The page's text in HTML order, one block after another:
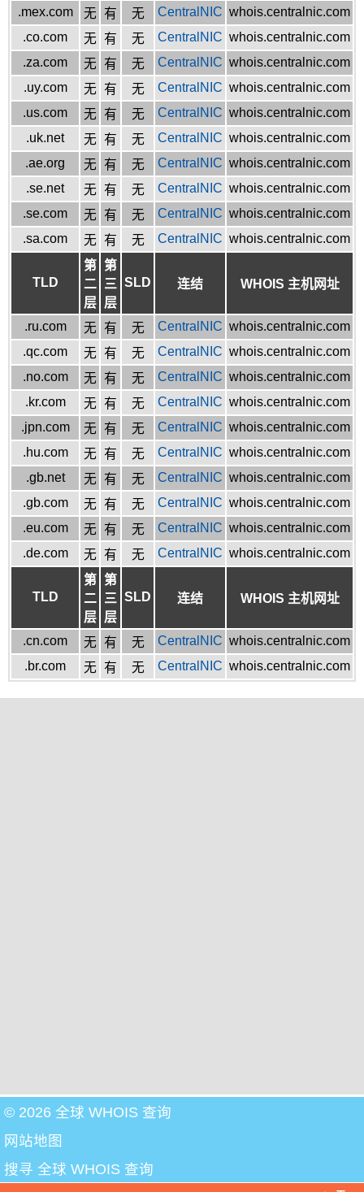
.mex.com 无 有 无 CentralNIC whois.centralnic.com
.co.com
无 有 无 CentralNIC whois.centralnic.com
.za.com
无 有 无 CentralNIC whois.centralnic.com
.uy.com
无 有 无 CentralNIC whois.centralnic.com
.us.com
无 有 无 CentralNIC whois.centralnic.com
.uk.net
无 有 无 CentralNIC whois.centralnic.com
.ae.org
无 有 无 CentralNIC whois.centralnic.com
.se.net
无 有 无 CentralNIC whois.centralnic.com
.se.com
无 有 无 CentralNIC whois.centralnic.com
.sa.com
无 有 无 CentralNIC whois.centralnic.com
TLD
第
二
层
第
三
层
SLD 连结 WHOIS 主机网址
.ru.com 无 有 无 CentralNIC whois.centralnic.com
.qc.com
无 有 无 CentralNIC whois.centralnic.com
.no.com
无 有 无 CentralNIC whois.centralnic.com
.kr.com
无 有 无 CentralNIC whois.centralnic.com
.jpn.com
无 有 无 CentralNIC whois.centralnic.com
.hu.com
无 有 无 CentralNIC whois.centralnic.com
.gb.net
无 有 无 CentralNIC whois.centralnic.com
.gb.com
无 有 无 CentralNIC whois.centralnic.com
.eu.com
无 有 无 CentralNIC whois.centralnic.com
.de.com
无 有 无 CentralNIC whois.centralnic.com
TLD
第
二
层
第
三
层
SLD 连结 WHOIS 主机网址
.cn.com 无 有 无 CentralNIC whois.centralnic.com
.br.com
无 有 无 CentralNIC whois.centralnic.com
© 2026 全球 WHOIS 查询
网站地图
搜寻 全球 WHOIS 查询